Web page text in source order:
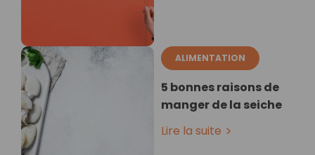
ALIMENTATION
5 bonnes raisons de
manger de la seiche
Lire la suite